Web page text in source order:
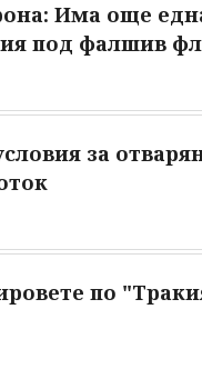
Има още
под фалшив
за
по